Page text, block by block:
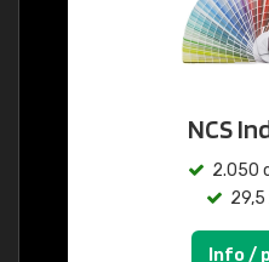
NCS
2.050
29,5
Info /